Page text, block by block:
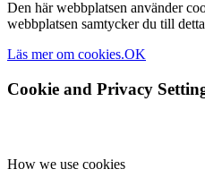
Den här webbplatsen använder
webbplatsen samtycker du till
Läs mer om cookies.OK
Cookie and Privacy
How we use cookies